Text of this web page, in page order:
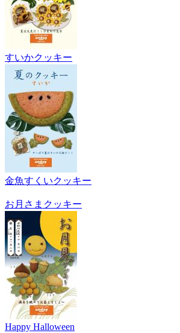
すいかクッキー
金魚すくいクッキー
お月さまクッキー
Happy Halloween